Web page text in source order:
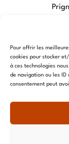
Pour offrir les
cookies pour stocker
à ces technologies
de navigation ou les ID
consentement peut
7
©